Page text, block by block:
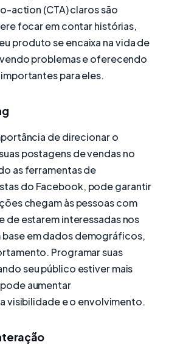
action (CTA) claros são
focar em contar histórias,
produto se encaixa na vida de
problemas e oferecendo
para eles.
de direcionar o
postagens de vendas no
as ferramentas de
do Facebook, pode garantir
chegam às pessoas com
de estarem interessadas nos
em dados demográficos,
Programar suas
seu público estiver mais
aumentar
visibilidade e o envolvimento.